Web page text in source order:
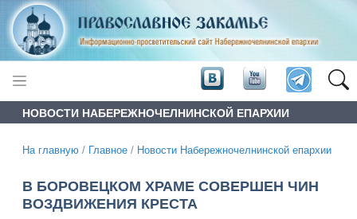
НОВОСТИ НАБЕРЕЖНОЧЕЛНИНСКОЙ ЕПАРХИИ
На главную / Главное / Новости Набережночелнинской епархии
В БОРОВЕЦКОМ ХРАМЕ СОВЕРШЕН ЧИН
ВОЗДВИЖЕНИЯ КРЕСТА